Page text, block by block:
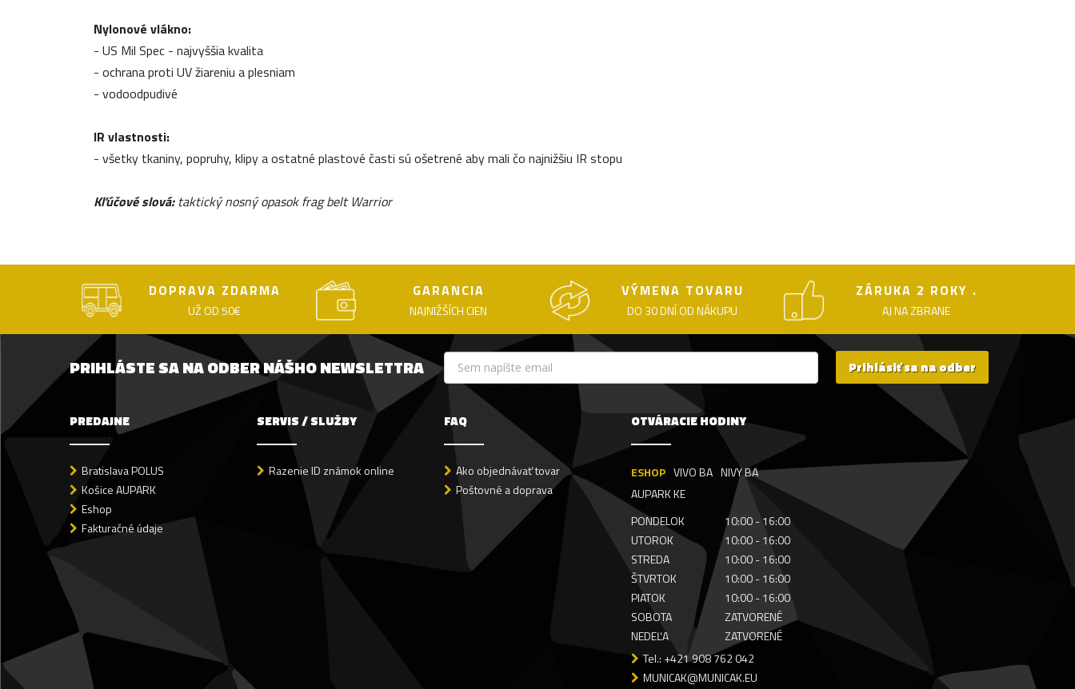
Nylonové vlákno:
- US Mil Spec - najvyššia kvalita
- ochrana proti UV žiareniu a plesniam
- vodoodpudivé
IR vlastnosti:
- všetky tkaniny, popruhy, klipy a ostatné plastové časti sú ošetrené aby mali čo najnižšiu IR stopu
Kľúčové slová: taktický nosný opasok frag belt Warrior
DOPRAVA ZDARMA
UŽ OD 50€
GARANCIA
NAJNIŽŠÍCH CIEN
VÝMENA TOVARU
DO 30 DNÍ OD NÁKUPU
ZÁRUKA 2 ROKY .
AJ NA ZBRANE
PRIHLÁSTE SA NA ODBER NÁŠHO NEWSLETTRA Prihlásiť sa na odber
PREDAJNE
Bratislava POLUS
Košice AUPARK
Eshop
Fakturačné údaje
SERVIS / SLUŽBY
Razenie ID známok online
FAQ
Ako objednávať tovar
Poštovné a doprava
OTVÁRACIE HODINY
ESHOP VIVO BA NIVY BA
AUPARK KE
PONDELOK
10:00 - 16:00
UTOROK
10:00 - 16:00
STREDA
10:00 - 16:00
ŠTVRTOK
10:00 - 16:00
PIATOK
10:00 - 16:00
SOBOTA
ZATVORENÉ
NEDEĽA
ZATVORENÉ
Tel.: +421 908 762 042
MUNICAK@MUNICAK.EU